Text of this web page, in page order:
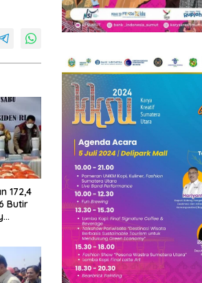
172,4
Butir